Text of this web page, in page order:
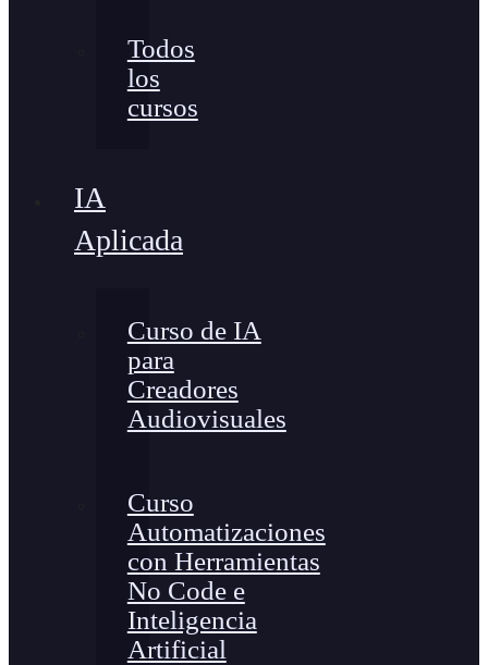
Todos
los
cursos
IA
Aplicada
Curso de IA
para
Creadores
Audiovisuales
Curso
Automatizaciones
con Herramientas
No Code e
Inteligencia
Artificial